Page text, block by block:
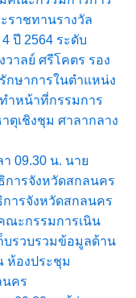
ราชทานรางวัล
ปี 2564 ระดับ
าลย์ ศรีโคตร รอง
กษาการในตำแหน่ง
ำหน้าที่กรรมการ
ตุเชิงชุม ศาลากลาง
09.30 น. นาย
การจังหวัดสกลนคร
ารจังหวัดสกลนคร
ณะกรรมการเนิน
บรวบรวมข้อมูลด้าน
ห้องประชุม
นคร